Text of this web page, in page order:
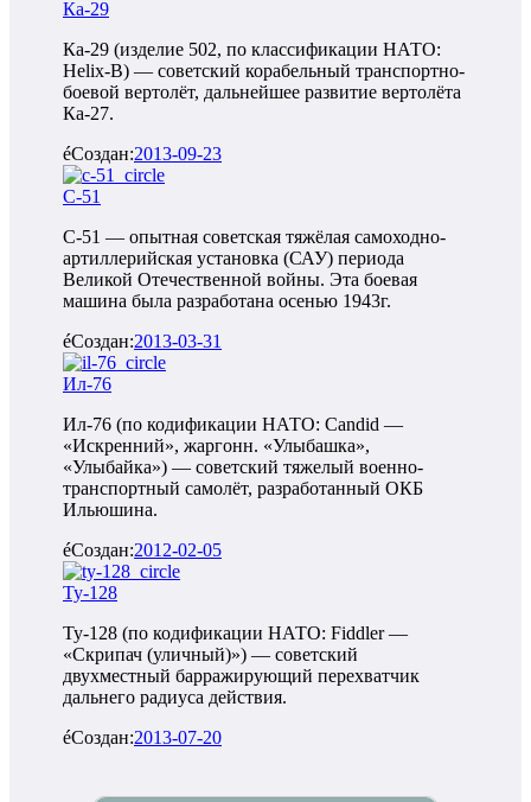
Ка-29
Ка-29 (изделие 502, по классификации НАТО:
Helix-B) — советский корабельный транспортно-
боевой вертолёт, дальнейшее развитие вертолёта
Ка-27.
Создан:2013-09-23
С-51
С-51 — опытная советская тяжёлая самоходно-
артиллерийская установка (САУ) периода
Великой Отечественной войны. Эта боевая
машина была разработана осенью 1943г.
Создан:2013-03-31
Ил-76
Ил-76 (по кодификации НАТО: Candid —
«Искренний», жаргонн. «Улыбашка»,
«Улыбайка») — советский тяжелый военно-
транспортный самолёт, разработанный ОКБ
Ильюшина.
Создан:2012-02-05
Ту-128
Ту-128 (по кодификации НАТО: Fiddler —
«Скрипач (уличный)») — советский
двухместный барражирующий перехватчик
дальнего радиуса действия.
Создан:2013-07-20